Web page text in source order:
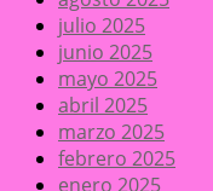
julio 2025
junio 2025
mayo 2025
abril 2025
marzo 2025
febrero 2025
enero 2025